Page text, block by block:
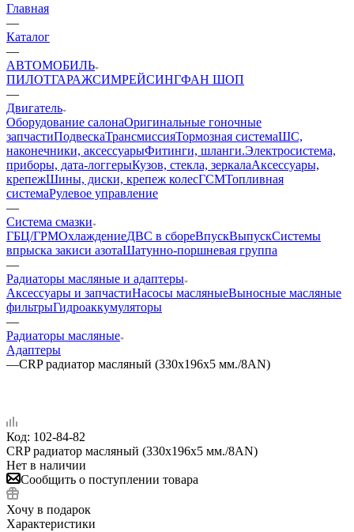
Главная
—
Каталог
—
АВТОМОБИЛЬ
ПИЛОТГАРАЖСИМРЕЙСИНГФАН ШОП
—
Двигатель
Оборудование салонаОригинальные гоночные
запчастиПодвескаТрансмиссияТормозная системаШС,
наконечники, аксессуарыФитинги, шланги.Электросистема,
приборы, дата-логгерыКузов, стекла, зеркалаАксессуары,
крепежШины, диски, крепеж колесГСМТопливная
системаРулевое управление
—
Система смазки
ГБЦ/ГРМОхлаждениеДВС в сбореВпускВыпускСистемы
впрыска закиси азотаШатунно-поршневая группа
—
Радиаторы масляные и адаптеры
Аксессуары и запчастиНасосы масляныеВыносные масляные
фильтрыГидроаккумуляторы
—
Радиаторы масляные
Адаптеры
—CRP радиатор масляный (330х196х5 мм./8AN)
Код: 102-84-82
CRP радиатор масляный (330х196х5 мм./8AN)
Нет в наличии
Сообщить о поступлении товара
Хочу в подарок
Характеристики